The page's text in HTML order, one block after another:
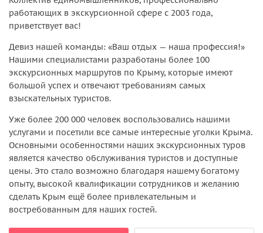
работающих в экскурсионной сфере с 2003 года,
приветствует вас!
Девиз нашей команды: «Ваш отдых — наша профессия!»
Нашими специалистами разработаны более 100
экскурсионных маршрутов по Крыму, которые имеют
большой успех и отвечают требованиям самых
взыскательных туристов.
Уже более 200 000 человек воспользовались нашими
услугами и посетили все самые интересные уголки Крыма.
Основными особенностями наших экскурсионных туров
является качество обслуживания туристов и доступные
цены. Это стало возможно благодаря нашему богатому
опыту, высокой квалификации сотрудников и желанию
сделать Крым ещё более привлекательным и
востребованным для наших гостей.